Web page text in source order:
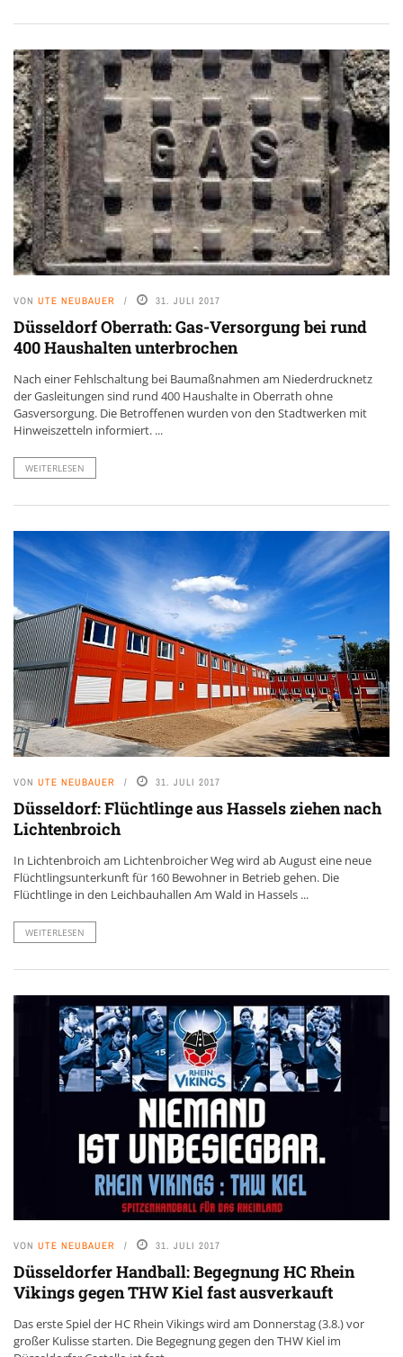
VON UTE NEUBAUER 31. JULI 2017
Düsseldorf Oberrath: Gas-Versorgung bei rund
400 Haushalten unterbrochen
Nach einer Fehlschaltung bei Baumaßnahmen am Niederdrucknetz
der Gasleitungen sind rund 400 Haushalte in Oberrath ohne
Gasversorgung. Die Betroffenen wurden von den Stadtwerken mit
Hinweiszetteln informiert. ...
WEITERLESEN
VON UTE NEUBAUER 31. JULI 2017
Düsseldorf: Flüchtlinge aus Hassels ziehen nach
Lichtenbroich
In Lichtenbroich am Lichtenbroicher Weg wird ab August eine neue
Flüchtlingsunterkunft für 160 Bewohner in Betrieb gehen. Die
Flüchtlinge in den Leichbauhallen Am Wald in Hassels ...
WEITERLESEN
VON UTE NEUBAUER 31. JULI 2017
Düsseldorfer Handball: Begegnung HC Rhein
Vikings gegen THW Kiel fast ausverkauft
Das erste Spiel der HC Rhein Vikings wird am Donnerstag (3.8.) vor
großer Kulisse starten. Die Begegnung gegen den THW Kiel im